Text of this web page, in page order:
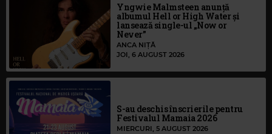
Yngwie Malmsteen anunță
albumul Hell or High Water și
lansează single-ul „Now or
Never”
ANCA NIȚĂ
JOI, 6 AUGUST 2026
S-au deschis înscrierile pentru
Festivalul Mamaia 2026
MIERCURI, 5 AUGUST 2026